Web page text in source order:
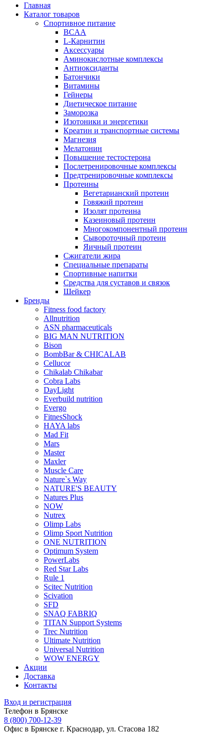
Главная
Каталог товаров
Спортивное питание
BCAA
L-Карнитин
Аксессуары
Аминокислотные комплексы
Антиоксиданты
Батончики
Витамины
Гейнеры
Диетическое питание
Заморозка
Изотоники и энергетики
Креатин и транспортные системы
Магнезия
Мелатонин
Повышение тестостерона
Послетренировочные комплексы
Предтренировочные комплексы
Протеины
Вегетарианский протеин
Говяжий протеин
Изолят протеина
Казеиновый протеин
Многокомпонентный протеин
Сывороточный протеин
Яичный протеин
Сжигатели жира
Специальные препараты
Спортивные напитки
Средства для суставов и связок
Шейкер
Бренды
Fitness food factory
Allnutrition
ASN pharmaceuticals
BIG MAN NUTRITION
Bison
BombBar & CHICALAB
Cellucor
Chikalab Chikabar
Cobra Labs
DayLight
Everbuild nutrition
Evergo
FitnesShock
HAYA labs
Mad Fit
Mars
Master
Maxler
Muscle Care
Nature`s Way
NATURE'S BEAUTY
Natures Plus
NOW
Nutrex
Olimp Labs
Olimp Sport Nutrition
ONE NUTRITION
Optimum System
PowerLabs
Red Star Labs
Rule 1
Scitec Nutrition
Scivation
SFD
SNAQ FABRIQ
TITAN Support Systems
Trec Nutrition
Ultimate Nutrition
Universal Nutrition
WOW ENERGY
Акции
Доставка
Контакты
Вход и регистрация
Телефон в Брянске
8 (800) 700-12-39
Офис в Брянске г. Краснодар, ул. Стасова 182